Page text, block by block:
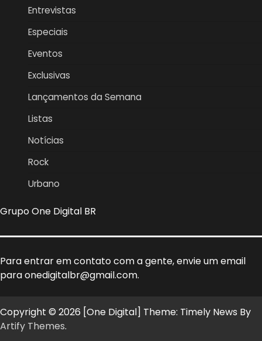
Entrevistas
Especiais
Eventos
Exclusivas
Lançamentos da Semana
Listas
Notícias
Rock
Urbano
Grupo One Digital BR
Para entrar em contato com a gente, envie um email
para onedigitalbr@gmail.com.
Copyright © 2026 [One Digital] Theme: Timely News By
Artify Themes.